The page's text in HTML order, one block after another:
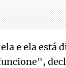
e ela está